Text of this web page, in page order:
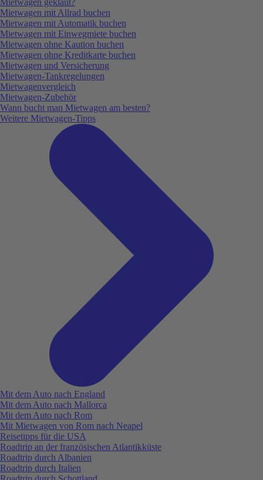
Mietwagen mit Allrad buchen
Mietwagen mit Automatik buchen
Mietwagen mit Einwegmiete buchen
Mietwagen ohne Kaution buchen
Mietwagen ohne Kreditkarte buchen
Mietwagen und Versicherung
Mietwagen-Tankregelungen
Mietwagenvergleich
Mietwagen-Zubehör
Wann bucht man Mietwagen am besten?
Weitere Mietwagen-Tipps
Mit dem Auto nach England
Mit dem Auto nach Mallorca
Mit dem Auto nach Rom
Mit Mietwagen von Rom nach Neapel
Reisetipps für die USA
Roadtrip an der französischen Atlantikküste
Roadtrip durch Albanien
Roadtrip durch Italien